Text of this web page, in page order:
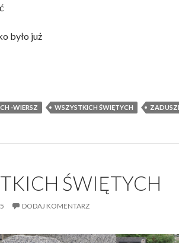
było już
-WIERSZ WSZYSTKICH ŚWIĘTYCH
ŚWIĘTYCH
DODAJ KOMENTARZ